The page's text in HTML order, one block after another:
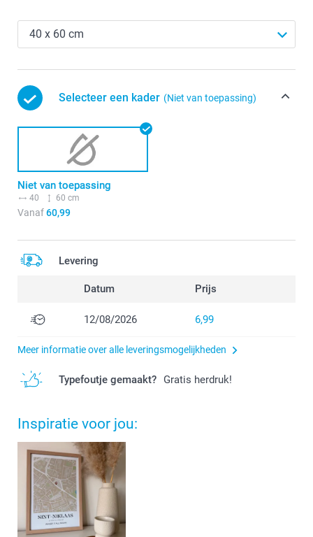
Selecteer een kader (Niet van toepassing)
Niet van toepassing
40 60 cm
Vanaf60,99
Levering
Datum Prijs
12/08/2026 6,99
Meer informatie over alle leveringsmogelijkheden
Typefoutje gemaakt? Gratis herdruk!
Inspiratie voor jou: